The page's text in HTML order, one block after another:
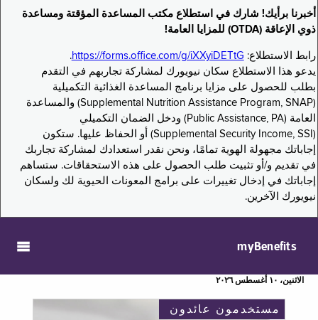
أخبرنا برأيك! شارك في استطلاع مكتب المساعدة المؤقتة ومساعدة
ذوي الإعاقة (OTDA) للمزايا العامة!
رابط الاستطلاع: https://forms.office.com/g/iXXyiDETtG
.
يدعو هذا الاستطلاع سكان نيويورك لمشاركة تجاربهم في التقدم
بطلب للحصول على مزايا برنامج المساعدة الغذائية التكميلية
(Supplemental Nutrition Assistance Program, SNAP) والمساعدة
العامة (Public Assistance, PA) ودخل الضمان التكميلي
(Supplemental Security Income, SSI) أو الحفاظ عليها. ستكون
إجاباتك مجهولة الهوية تمامًا، ونحن نقدر استعدادك لمشاركة تجاربك
في تقديم و/أو تثبيت طلب الحصول على هذه الاستحقاقات. ستساهم
إجاباتك في إدخال تغييرات على برامج المعونات الحيوية لك ولسكان
نيويورك الآخرين.
myBenefits
الاثنين، ١٠ أغسطس ٢٠٢٦
مستخدمون عائدون